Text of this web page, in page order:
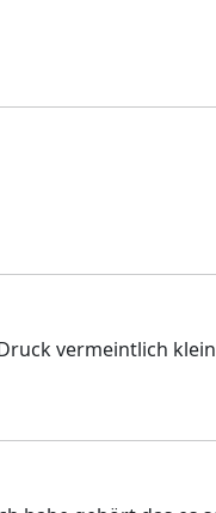
vermeintlich